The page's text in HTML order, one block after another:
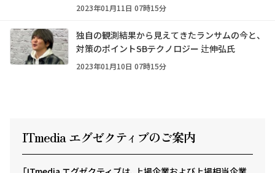
2023年01月11日 07時15分
独自の観測結果から見えてきたランサムの今と、
対策のポイント――SBテクノロジー 辻伸弘氏
2023年01月10日 07時15分
ITmedia エグゼクティ ブのご案内